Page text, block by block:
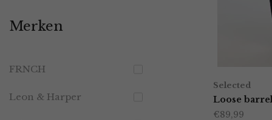
Selected
Loose
€89,99
Merken
FRNCH
Leon & Harper